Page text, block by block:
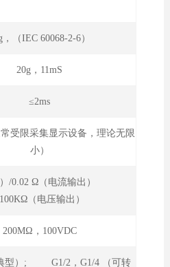
，（IEC 60068-2-6）
20g，11mS
≤2ms
受限采集显示设备，理论无限
小）
）/0.02 Ω（电流输出）
（电压输出）
200MΩ，100VDC
型）; G1/2，G1/4 （可转